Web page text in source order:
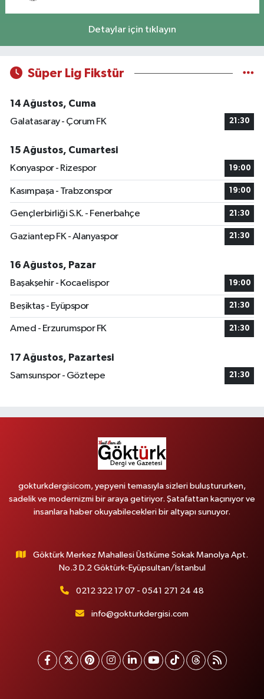
Detaylar için tıklayın
Süper Lig Fikstür
14 Ağustos, Cuma
Galatasaray - Çorum FK
21:30
15 Ağustos, Cumartesi
Konyaspor - Rizespor
19:00
Kasımpaşa - Trabzonspor 19:00
Gençlerbirliği S.K. - Fenerbahçe 21:30
Gaziantep FK - Alanyaspor 21:30
16 Ağustos, Pazar
Başakşehir - Kocaelispor
19:00
Beşiktaş - Eyüpspor 21:30
Amed - Erzurumspor FK 21:30
17 Ağustos, Pazartesi
Samsunspor - Göztepe
21:30
gokturkdergisicom, yepyeni temasıyla sizleri buluştururken,
sadelik ve modernizmi bir araya getiriyor. Şatafattan kaçınıyor ve
insanlara haber okuyabilecekleri bir altyapı sunuyor.
Göktürk Merkez Mahallesi Üstküme Sokak Manolya Apt.
No.3 D.2 Göktürk-Eyüpsultan/İstanbul
0212 322 17 07 - 0541 271 24 48
info@gokturkdergisi.com